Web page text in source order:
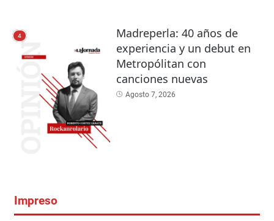
4
Madreperla: 40 años de
experiencia y un debut en
Metropólitan con
canciones nuevas
Agosto 7, 2026
Impreso